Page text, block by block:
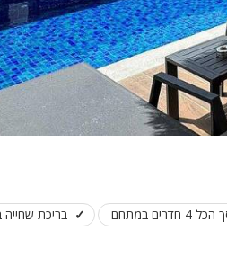
מקרן
גישה לנכים
קבוצות גדולות
בריכה מקורה
מטבח4 חדרים במתחם בריכת שחייה